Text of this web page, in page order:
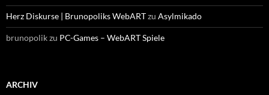
Herz Diskurse | Brunopoliks WebARTzu Asylmikado
brunopolikzu PC-Games – WebART Spiele
ARCHIV